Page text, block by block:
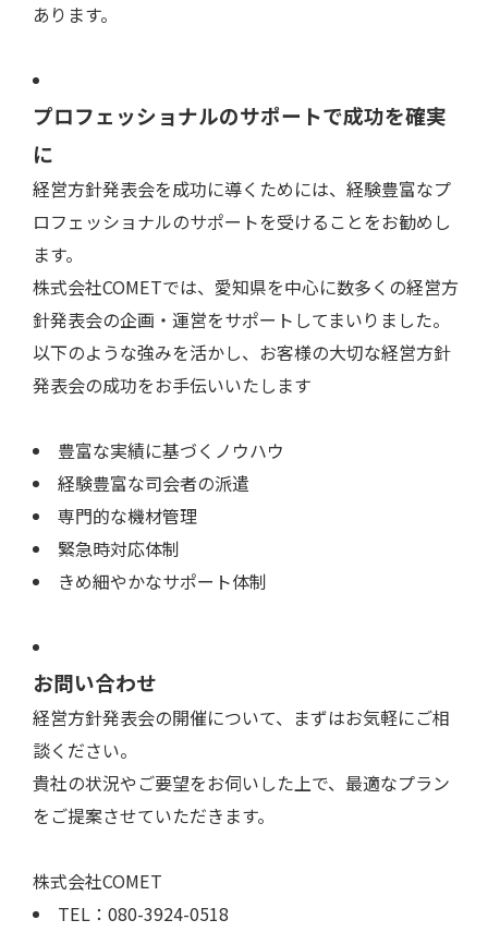
あります。
プロフェッショナルのサポートで成功を確実
に
経営方針発表会を成功に導くためには、経験豊富なプ
ロフェッショナルのサポートを受けることをお勧めし
ます。
株式会社COMETでは、愛知県を中心に数多くの経営方
針発表会の企画・運営をサポートしてまいりました。
以下のような強みを活かし、お客様の大切な経営方針
発表会の成功をお手伝いいたします
豊富な実績に基づくノウハウ
経験豊富な司会者の派遣
専門的な機材管理
緊急時対応体制
きめ細やかなサポート体制
お問い合わせ
経営方針発表会の開催について、まずはお気軽にご相
談ください。
貴社の状況やご要望をお伺いした上で、最適なプラン
をご提案させていただきます。
株式会社COMET
TEL：080-3924-0518